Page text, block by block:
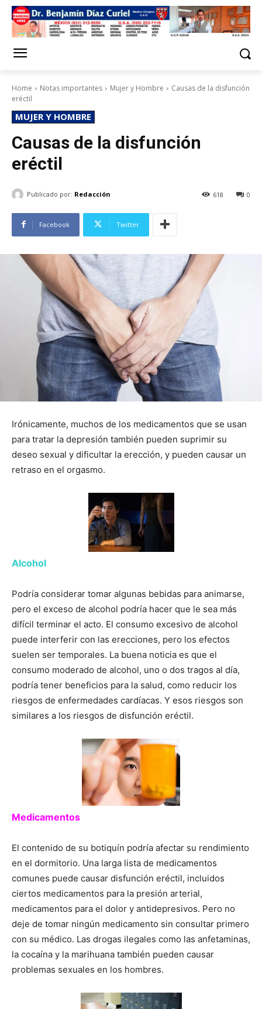
Home Notas importantes Mujer y Hombre
Causas de la disfunción
eréctil
MUJER Y HOMBRE
Causas de la disfunción
eréctil
Publicado por: Redacción 0
618
Facebook Twitter
Irónicamente, muchos de los medicamentos que se usan
para tratar la depresión también pueden suprimir su
deseo sexual y dificultar la erección, y pueden causar un
retraso en el orgasmo.
Alcohol
Podría considerar tomar algunas bebidas para animarse,
pero el exceso de alcohol podría hacer que le sea más
difícil terminar el acto. El consumo excesivo de alcohol
puede interferir con las erecciones, pero los efectos
suelen ser temporales. La buena noticia es que el
consumo moderado de alcohol, uno o dos tragos al día,
podría tener beneficios para la salud, como reducir los
riesgos de enfermedades cardíacas. Y esos riesgos son
similares a los riesgos de disfunción eréctil.
Medicamentos
El contenido de su botiquín podría afectar su rendimiento
en el dormitorio. Una larga lista de medicamentos
comunes puede causar disfunción eréctil, incluidos
ciertos medicamentos para la presión arterial,
medicamentos para el dolor y antidepresivos. Pero no
deje de tomar ningún medicamento sin consultar primero
con su médico. Las drogas ilegales como las anfetaminas,
la cocaína y la marihuana también pueden causar
problemas sexuales en los hombres.